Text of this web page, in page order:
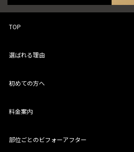
TOP
選ばれる理由
初めての方へ
料金案内
部位ごとのビフォーアフター